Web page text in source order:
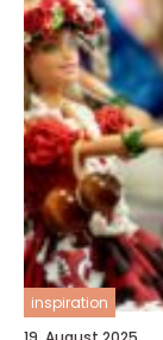
inspiration